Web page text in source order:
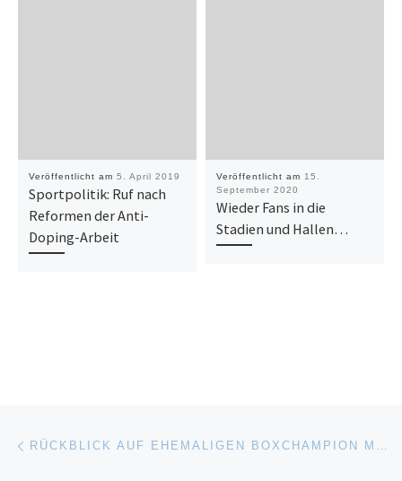
Veröffentlicht am 5. April 2019
Sportpolitik: Ruf nach
Reformen der Anti-
Doping-Arbeit
Veröffentlicht am 15.
September 2020
Wieder Fans in die
Stadien und Hallen…
Beitragsnavigation RÜCKBLICK AUF EHEMALIGEN BOXCHAMPION MUHAMAD ALI